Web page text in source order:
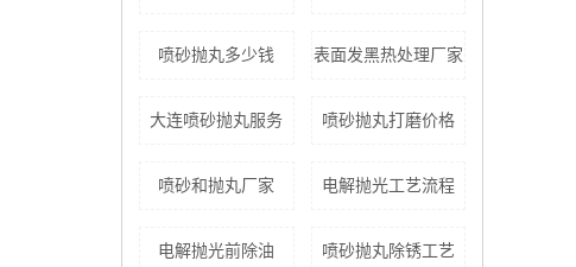
喷砂抛丸多少钱 表面发黑热处理厂家
大连喷砂抛丸服务 喷砂抛丸打磨价格
喷砂和抛丸厂家 电解抛光工艺流程
电解抛光前除油 喷砂抛丸除锈工艺